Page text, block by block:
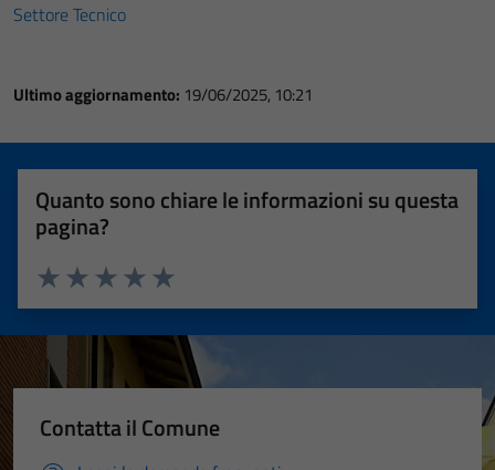
Settore Tecnico
Ultimo aggiornamento: 19/06/2025, 10:21
Quanto sono chiare le informazioni su questa
pagina?
Valuta 5 stelle su 5
Valuta 4 stelle su 5
Valuta 3 stelle su 5
Valuta 2 stelle su 5
Valuta 1 stelle su 5
Contatta il Comune